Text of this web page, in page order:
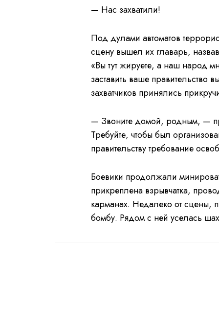
— Нас захватили!
Под дулами автоматов
сцену вышел их главарь,
«Вы тут жируете, а наш народ
заставить ваше правительство
захватчиков принялись
— Звоните домой, родным, —
Требуйте, чтобы был
правительству требование
Боевики продолжали
прикреплена взрывчатка,
карманах. Недалеко от сцены,
бомбу. Рядом с ней уселась